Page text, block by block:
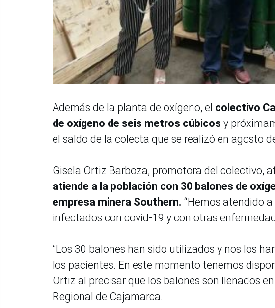
Además de la planta de oxígeno, el colectivo
de oxígeno de seis metros cúbicos y
el saldo de la colecta que se realizó en agosto
Gisela Ortiz Barboza, promotora del colectivo,
atiende a la población con 30 balones de
empresa minera Southern. “Hemos atendido
infectados con covid-19 y con otras
“Los 30 balones han sido utilizados y nos los
los pacientes. En este momento tenemos
Ortiz al precisar que los balones son llenados
Regional de Cajamarca.